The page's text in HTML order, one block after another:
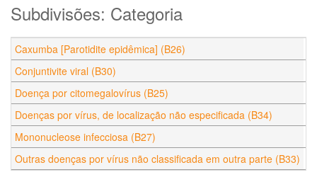
Subdivisões: Categoria
Caxumba [Parotidite epidêmica] (B26)
Conjuntivite viral (B30)
Doença por citomegalovírus (B25)
Doenças por vírus, de localização não especificada (B34)
Mononucleose infecciosa (B27)
Outras doenças por vírus não classificada em outra parte (B33)